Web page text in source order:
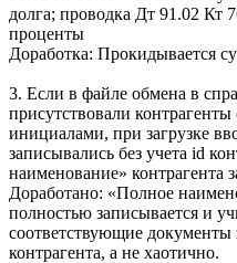
долга; проводка Дт 91.02 Кт
проценты
Доработка: Прокидывается
3. Если в файле обмена в
присутствовали
инициалами, при загрузке
записывались без учета id
наименование» контрагента
Доработано: «Полное
полностью записывается и
соответствующие документы
контрагента, а не хаотично.